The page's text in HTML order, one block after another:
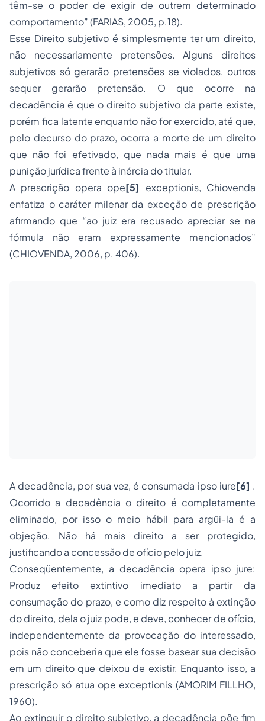
têm-se o poder de exigir de outrem determinado
comportamento” (FARIAS, 2005, p.18).
Esse Direito subjetivo é simplesmente ter um direito,
não necessariamente pretensões. Alguns direitos
subjetivos só gerarão pretensões se violados, outros
sequer gerarão pretensão. O que ocorre na
decadência é que o direito subjetivo da parte existe,
porém fica latente enquanto não for exercido, até que,
pelo decurso do prazo, ocorra a morte de um direito
que não foi efetivado, que nada mais é que uma
punição jurídica frente à inércia do titular.
A prescrição opera ope[5] exceptionis, Chiovenda
enfatiza o caráter milenar da exceção de prescrição
afirmando que “ao juiz era recusado apreciar se na
fórmula não eram expressamente mencionados”
(CHIOVENDA, 2006, p. 406).
A decadência, por sua vez, é consumada ipso iure[6] .
Ocorrido a decadência o direito é completamente
eliminado, por isso o meio hábil para argüi-la é a
objeção. Não há mais direito a ser protegido,
justificando a concessão de ofício pelo juiz.
Conseqüentemente, a decadência opera ipso jure:
Produz efeito extintivo imediato a partir da
consumação do prazo, e como diz respeito à extinção
do direito, dela o juiz pode, e deve, conhecer de ofício,
independentemente da provocação do interessado,
pois não conceberia que ele fosse basear sua decisão
em um direito que deixou de existir. Enquanto isso, a
prescrição só atua ope exceptionis (AMORIM FILLHO,
1960).
Ao extinguir o direito subjetivo, a decadência põe fim